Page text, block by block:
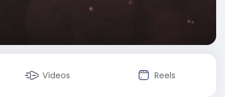
Vídeos Reels